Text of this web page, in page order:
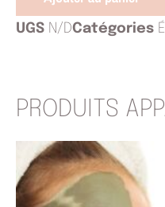
UGS N/DCatégories
PRODUITS